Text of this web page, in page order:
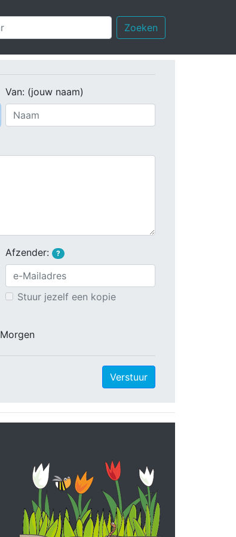
Zoeken
Van: (jouw naam)
Afzender: ?
Stuur jezelf een kopie
Morgen
Verstuur